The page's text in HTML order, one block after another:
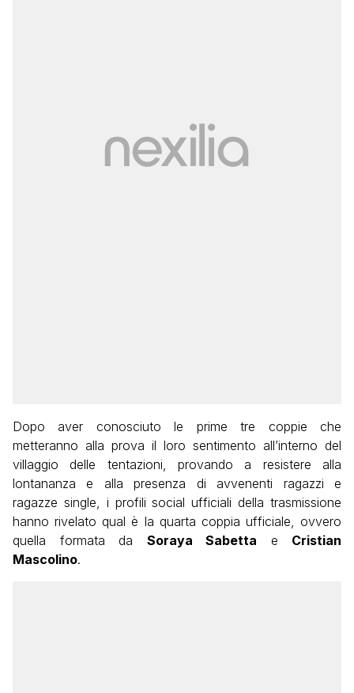
Dopo aver conosciuto le prime tre coppie che
metteranno alla prova il loro sentimento all’interno del
villaggio delle tentazioni, provando a resistere alla
lontananza e alla presenza di avvenenti ragazzi e
ragazze single, i profili social ufficiali della trasmissione
hanno rivelato qual è la quarta coppia ufficiale, ovvero
quella formata da Soraya Sabetta e Cristian
Mascolino.